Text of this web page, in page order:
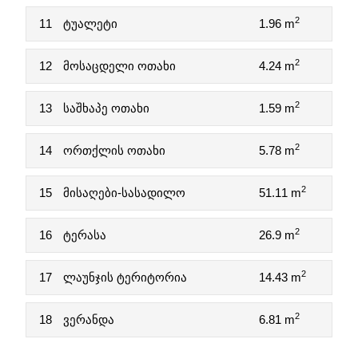
11 ტუალეტი 1.96 m2
12 მოსაცდელი ოთახი 4.24 m2
13 საშხაპე ოთახი 1.59 m2
14 ორთქლის ოთახი 5.78 m2
15 მისაღები-სასადილო 51.11 m2
16 ტერასა 26.9 m2
17 ლაუნჯის ტერიტორია 14.43 m2
18 ვერანდა 6.81 m2